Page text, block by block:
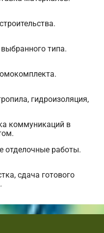
типа.
гидроизоляция,
коммуникаций в
отделочные работы.
сдача готового